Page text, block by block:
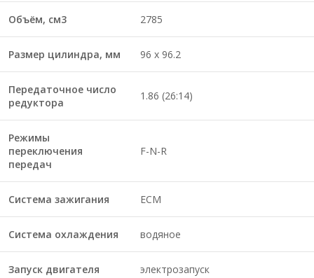
Объём, см3 2785
Размер цилиндра, мм 96 x 96.2
Передаточное число
редуктора
1.86 (26:14)
Режимы
переключения
передач
F-N-R
Система зажигания ECM
Система охлаждения водяное
Запуск двигателя электрозапуск